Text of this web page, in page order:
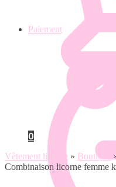
Paiement
0
Vêtement licorne » Boutique
Combinaison licorne femme